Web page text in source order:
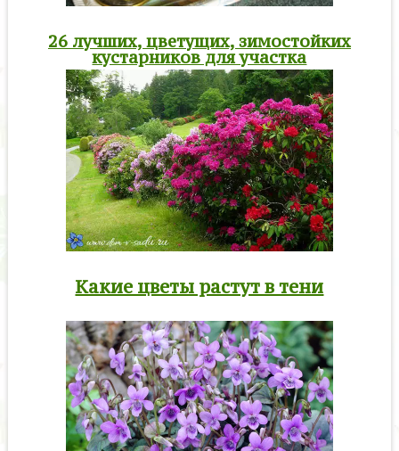
26 лучших, цветущих, зимостойких
кустарников для участка
Какие цветы растут в тени